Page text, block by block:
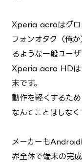
Xperia acroはグロ
フォンオタク（俺
るような一般ユー
Xperia acro HDは
末です。
動作を軽くするた
なんてことはしなく
メーカーもAndroid
界全体で端末の完